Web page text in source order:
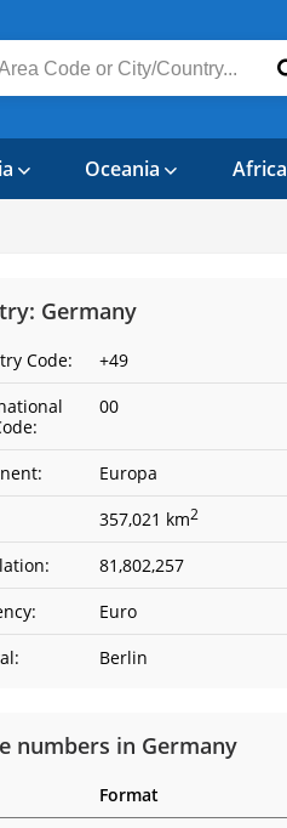
Oceania Africa
Germany
Code:
+49
00
Europa
357,021 km2
81,802,257
Euro
Berlin
numbers in Germany
Format